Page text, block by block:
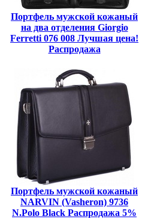
Портфель мужской кожаный
на два отделения Giorgio
Ferretti 076 008 Лучшая цена!
Распродажа
Портфель мужской кожаный
NARVIN (Vasheron) 9736
N.Polo Black Распродажа 5%